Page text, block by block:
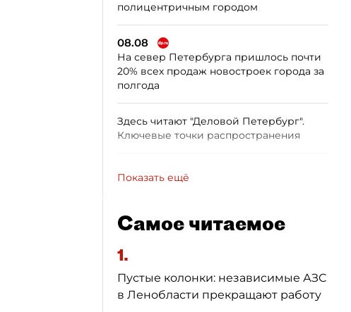
полицентричным городом
08.08
На север Петербурга пришлось почти
20% всех продаж новостроек города за
полгода
Здесь читают "Деловой Петербург".
Ключевые точки распространения
Показать ещё
Самое читаемое
1.
Пустые колонки: независимые АЗС
в Ленобласти прекращают работу